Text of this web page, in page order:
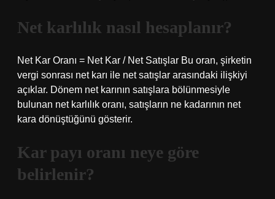
Net karlılık nasıl hesaplanır?
Net Kar Oranı = Net Kar / Net Satışlar Bu oran, şirketin
vergi sonrası net karı ile net satışlar arasındaki ilişkiyi
açıklar. Dönem net karının satışlara bölünmesiyle
bulunan net karlılık oranı, satışların ne kadarının net
kara dönüştüğünü gösterir.
Kar payı oranı neye göre
belirlenir?